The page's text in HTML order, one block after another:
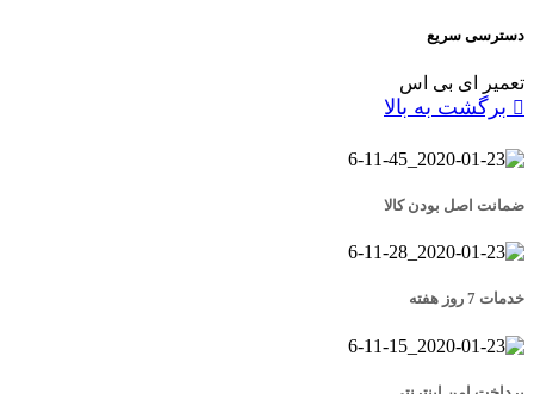
دسترسی سریع
تعمیر ای بی اس
برگشت به بالا
ضمانت اصل بودن کالا
خدمات 7 روز هفته